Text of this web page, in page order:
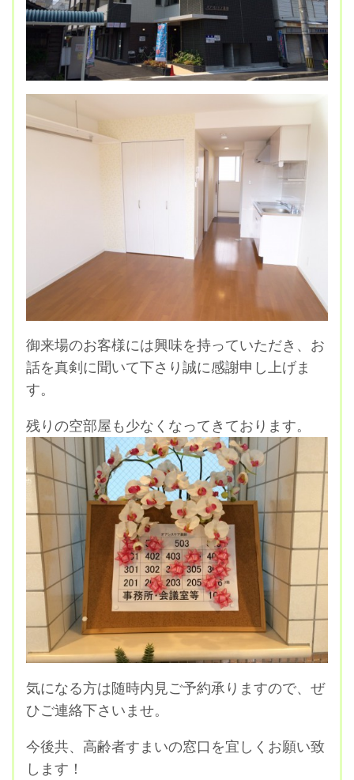
御来場のお客様には興味を持っていただき、お
話を真剣に聞いて下さり誠に感謝申し上げま
す。
残りの空部屋も少なくなってきております。
気になる方は随時内見ご予約承りますので、ぜ
ひご連絡下さいませ。
今後共、高齢者すまいの窓口を宜しくお願い致
します！